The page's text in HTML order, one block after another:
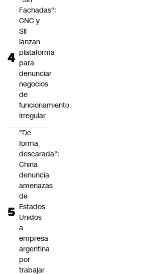
Fachadas":
CNC y
SII
lanzan
plataforma
para
denunciar
negocios
de
funcionamiento
irregular
"De
forma
descarada":
China
denuncia
amenazas
de
Estados
Unidos
a
empresa
argentina
por
trabajar